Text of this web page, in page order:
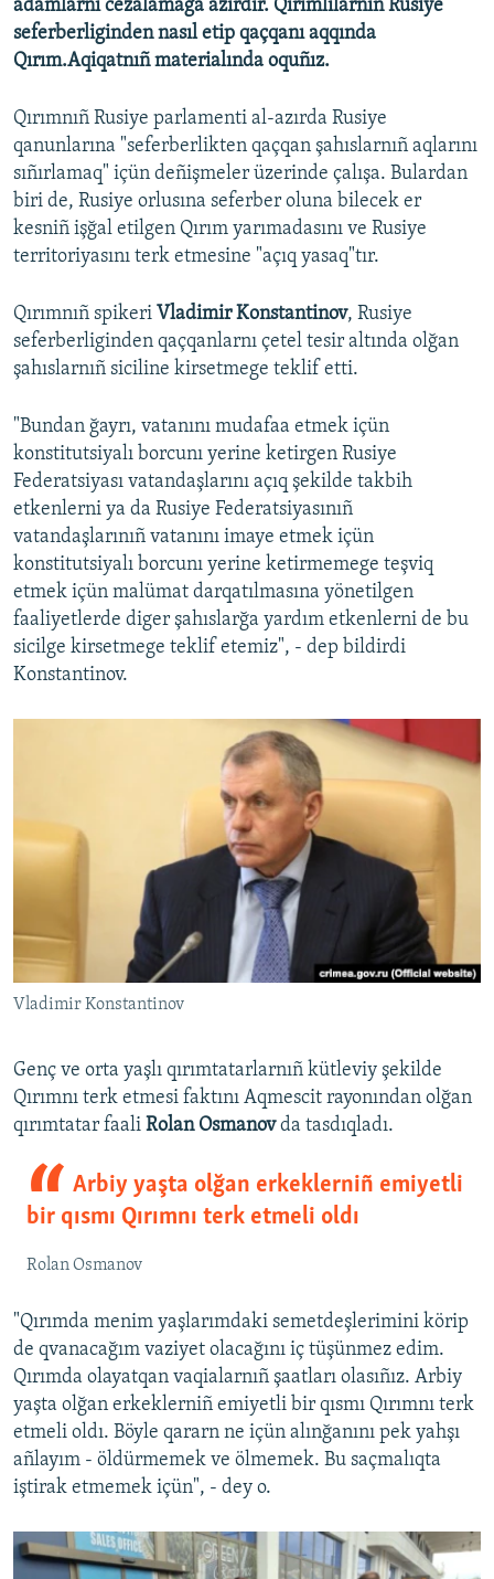
adamlarnı cezalamağa azırdır. Qırımlılarnıñ Rusiye
seferberliginden nasıl etip qaçqanı aqqında
Qırım.Aqiqatnıñ materialında oquñız.
Qırımnıñ Rusiye parlamenti al-azırda Rusiye
qanunlarına "seferberlikten qaçqan şahıslarnıñ aqlarını
sıñırlamaq" içün deñişmeler üzerinde çalışa. Bulardan
biri de, Rusiye orlusına seferber oluna bilecek er
kesniñ işğal etilgen Qırım yarımadasını ve Rusiye
territoriyasını terk etmesine "açıq yasaq"tır.
Qırımnıñ spikeri Vladimir Konstantinov, Rusiye
seferberliginden qaçqanlarnı çetel tesir altında olğan
şahıslarnıñ siciline kirsetmege teklif etti.
"Bundan ğayrı, vatanını mudafaa etmek içün
konstitutsiyalı borcunı yerine ketirgen Rusiye
Federatsiyası vatandaşlarını açıq şekilde takbih
etkenlerni ya da Rusiye Federatsiyasınıñ
vatandaşlarınıñ vatanını imaye etmek içün
konstitutsiyalı borcunı yerine ketirmemege teşviq
etmek içün malümat darqatılmasına yönetilgen
faaliyetlerde diger şahıslarğa yardım etkenlerni de bu
sicilge kirsetmege teklif etemiz", - dep bildirdi
Konstantinov.
Vladimir Konstantinov
Genç ve orta yaşlı qırımtatarlarnıñ kütleviy şekilde
Qırımnı terk etmesi faktını Aqmescit rayonından olğan
qırımtatar faali Rolan Osmanovda tasdıqladı.
Arbiy yaşta olğan erkeklerniñ emiyetli
bir qısmı Qırımnı terk etmeli oldı
Rolan Osmanov
"Qırımda menim yaşlarımdaki semetdeşlerimini körip
de qvanacağım vaziyet olacağını iç tüşünmez edim.
Qırımda olayatqan vaqialarnıñ şaatları olasıñız. Arbiy
yaşta olğan erkeklerniñ emiyetli bir qısmı Qırımnı terk
etmeli oldı. Böyle qararn ne içün alınğanını pek yahşı
añlayım - öldürmemek ve ölmemek. Bu saçmalıqta
iştirak etmemek içün", - dey o.